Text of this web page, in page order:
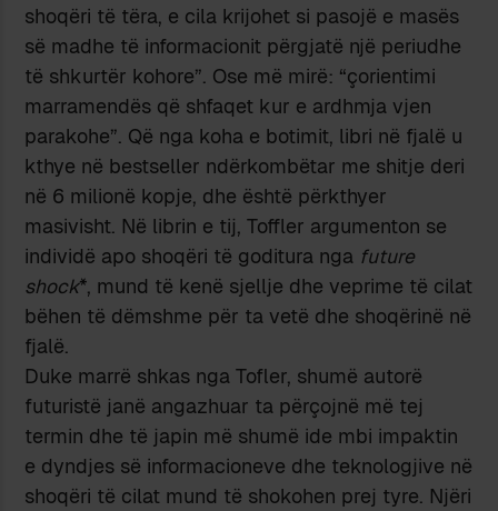
shoqëri të tëra, e cila krijohet si pasojë e masës
së madhe të informacionit përgjatë një periudhe
të shkurtër kohore”. Ose më mirë: “çorientimi
marramendës që shfaqet kur e ardhmja vjen
parakohe”. Që nga koha e botimit, libri në fjalë u
kthye në bestseller ndërkombëtar me shitje deri
në 6 milionë kopje, dhe është përkthyer
masivisht. Në librin e tij, Toffler argumenton se
individë apo shoqëri të goditura nga future
shock*, mund të kenë sjellje dhe veprime të cilat
bëhen të dëmshme për ta vetë dhe shoqërinë në
fjalë.
Duke marrë shkas nga Tofler, shumë autorë
futuristë janë angazhuar ta përçojnë më tej
termin dhe të japin më shumë ide mbi impaktin
e dyndjes së informacioneve dhe teknologjive në
shoqëri të cilat mund të shokohen prej tyre. Njëri